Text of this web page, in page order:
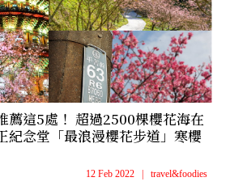
薦這5處！ 超過2500棵櫻花海在
紀念堂「最浪漫櫻花步道」寒櫻
12 Feb 2022 travel&foodies